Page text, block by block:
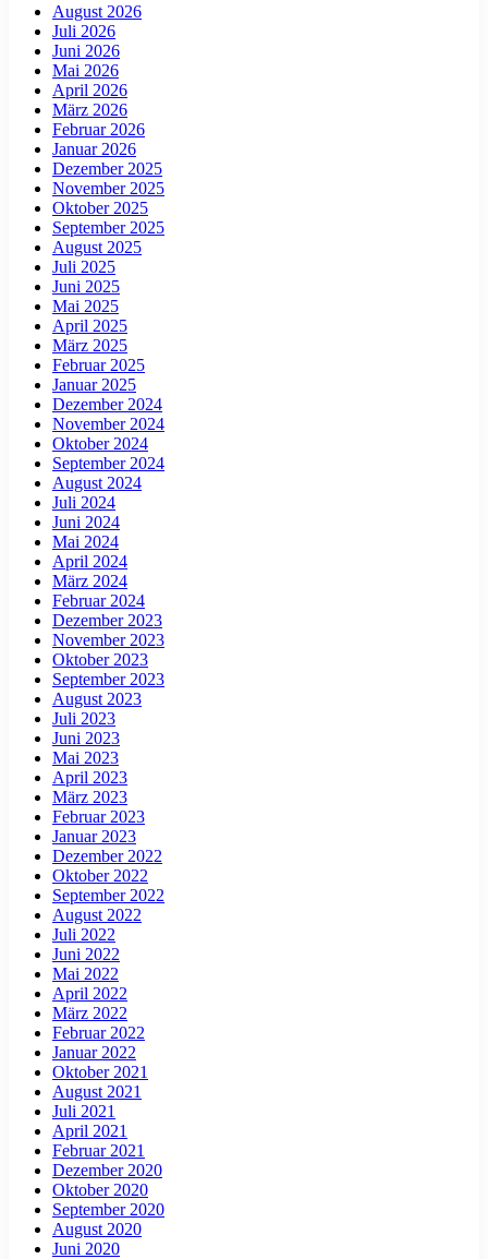
August 2026
Juli 2026
Juni 2026
Mai 2026
April 2026
März 2026
Februar 2026
Januar 2026
Dezember 2025
November 2025
Oktober 2025
September 2025
August 2025
Juli 2025
Juni 2025
Mai 2025
April 2025
März 2025
Februar 2025
Januar 2025
Dezember 2024
November 2024
Oktober 2024
September 2024
August 2024
Juli 2024
Juni 2024
Mai 2024
April 2024
März 2024
Februar 2024
Dezember 2023
November 2023
Oktober 2023
September 2023
August 2023
Juli 2023
Juni 2023
Mai 2023
April 2023
März 2023
Februar 2023
Januar 2023
Dezember 2022
Oktober 2022
September 2022
August 2022
Juli 2022
Juni 2022
Mai 2022
April 2022
März 2022
Februar 2022
Januar 2022
Oktober 2021
August 2021
Juli 2021
April 2021
Februar 2021
Dezember 2020
Oktober 2020
September 2020
August 2020
Juni 2020